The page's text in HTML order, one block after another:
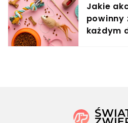
Jakie
powinny
każdym